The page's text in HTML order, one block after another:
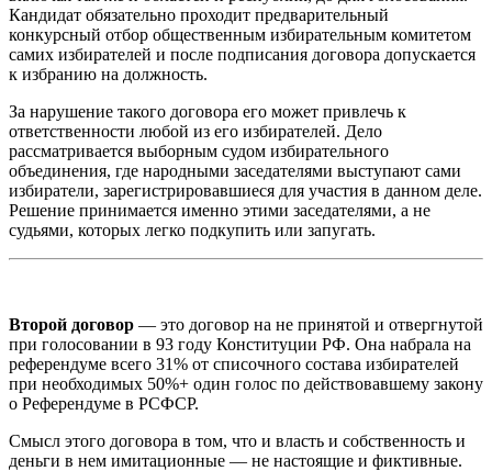
Кандидат обязательно проходит предварительный
конкурсный отбор общественным избирательным комитетом
самих избирателей и после подписания договора допускается
к избранию на должность.
За нарушение такого договора его может привлечь к
ответственности любой из его избирателей. Дело
рассматривается выборным судом избирательного
объединения, где народными заседателями выступают сами
избиратели, зарегистрировавшиеся для участия в данном деле.
Решение принимается именно этими заседателями, а не
судьями, которых легко подкупить или запугать.
Второй договор — это договор на не принятой и отвергнутой
при голосовании в 93 году Конституции РФ. Она набрала на
референдуме всего 31% от списочного состава избирателей
при необходимых 50%+ один голос по действовавшему закону
о Референдуме в РСФСР.
Смысл этого договора в том, что и власть и собственность и
деньги в нем имитационные — не настоящие и фиктивные.